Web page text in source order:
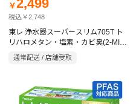
￥2,499
税込￥2,748
東レ 浄水器スーパースリム705T ト
リハロメタン・塩素・カビ臭(2-MIB)
除去タイプ SX705T
通常配送 / 店舗受取